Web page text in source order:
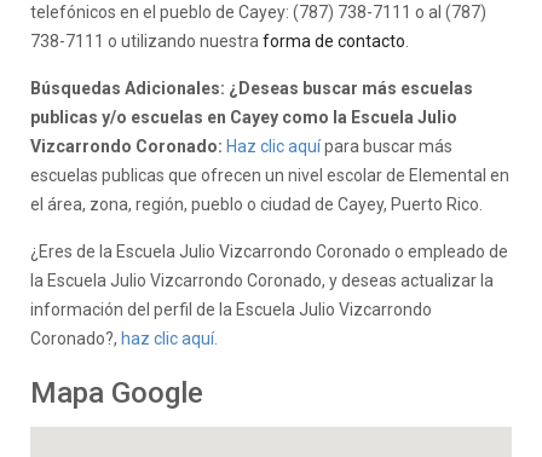
telefónicos en el pueblo de Cayey: (787) 738-7111 o al (787)
738-7111 o utilizando nuestra forma de contacto
Búsquedas Adicionales: ¿Deseas buscar más escuelas
publicas y/o escuelas en Cayey como la Escuela Julio
Vizcarrondo Coronado: Haz clic aquípara buscar más
escuelas publicas que ofrecen un nivel escolar de Elemental en
el área, zona, región, pueblo o ciudad de Cayey, Puerto Rico.
¿Eres de la Escuela Julio Vizcarrondo Coronado o empleado de
la Escuela Julio Vizcarrondo Coronado, y deseas actualizar la
información del perfil de la Escuela Julio Vizcarrondo
Coronado?, haz clic aquí.
Mapa Google